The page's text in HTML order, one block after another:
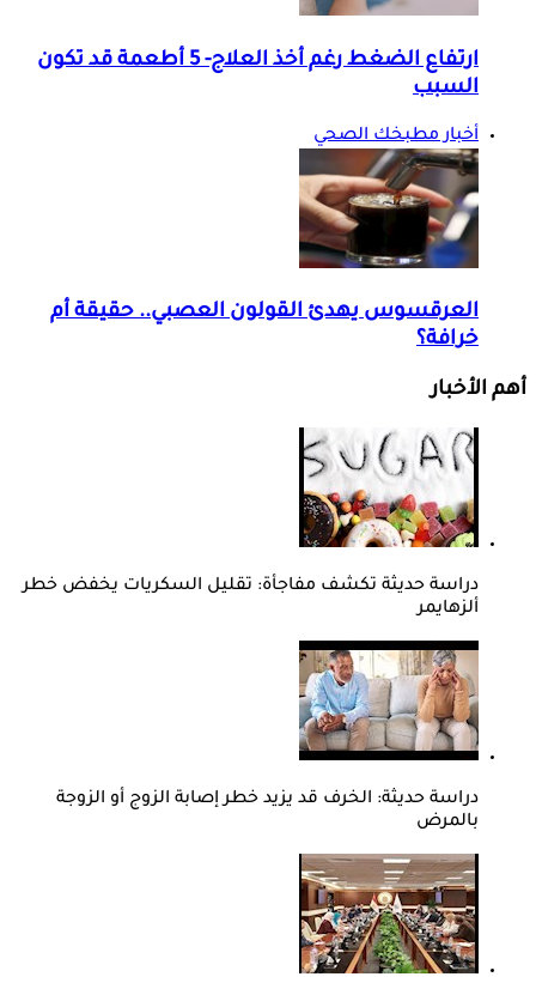
ارتفاع الضغط رغم أخذ العلاج- 5 أطعمة قد تكون
السبب
أخبار مطبخك الصحي
العرقسوس يهدئ القولون العصبي.. حقيقة أم
خرافة؟
أهم الأخبار
دراسة حديثة تكشف مفاجأة: تقليل السكريات يخفض خطر
ألزهايمر
دراسة حديثة: الخرف قد يزيد خطر إصابة الزوج أو الزوجة
بالمرض